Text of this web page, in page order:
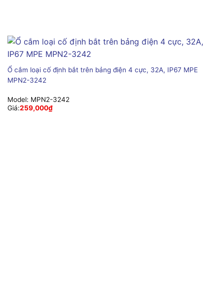
Ổ cắm loại cố định bắt trên bảng điện 4 cực, 32A, IP67 MPE
MPN2-3242
Model: MPN2-3242
Giá:259,000₫